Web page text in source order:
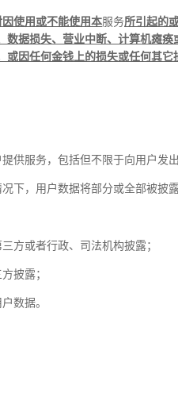
使用或不能使用本服务所引起的
据损失、营业中断、计算机瘫
因任何金钱上的损失或任何其
供服务，包括但不限于向用户发
下，用户数据将部分或全部被披露
方或者行政、司法机构披露；
披露；
数据。